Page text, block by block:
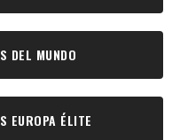
DEL MUNDO
EUROPA ÉLITE